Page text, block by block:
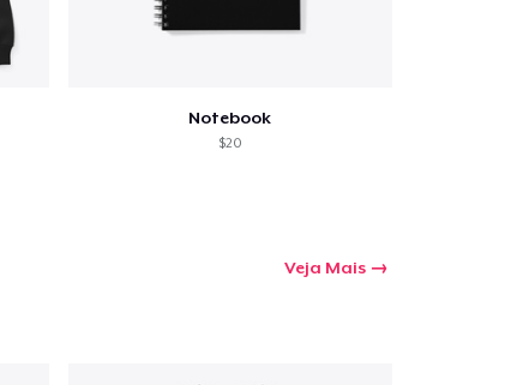
Notebook
$20
Veja Mais